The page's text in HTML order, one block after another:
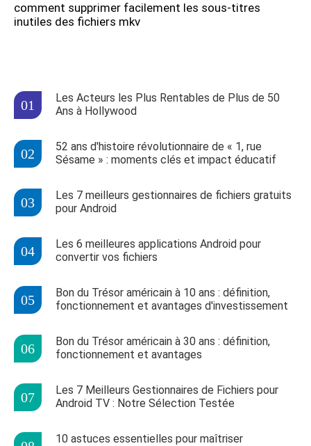
comment supprimer facilement les sous-titres
inutiles des fichiers mkv
Les Acteurs les Plus Rentables de Plus de 50
Ans à Hollywood
52 ans d'histoire révolutionnaire de « 1, rue
Sésame » : moments clés et impact éducatif
Les 7 meilleurs gestionnaires de fichiers gratuits
pour Android
Les 6 meilleures applications Android pour
convertir vos fichiers
Bon du Trésor américain à 10 ans : définition,
fonctionnement et avantages d'investissement
Bon du Trésor américain à 30 ans : définition,
fonctionnement et avantages
Les 7 Meilleurs Gestionnaires de Fichiers pour
Android TV : Notre Sélection Testée
10 astuces essentielles pour maîtriser